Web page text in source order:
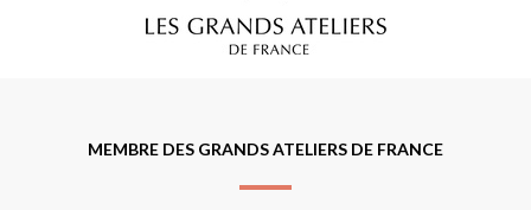
MEMBRE DES GRANDS ATELIERS DE FRANCE